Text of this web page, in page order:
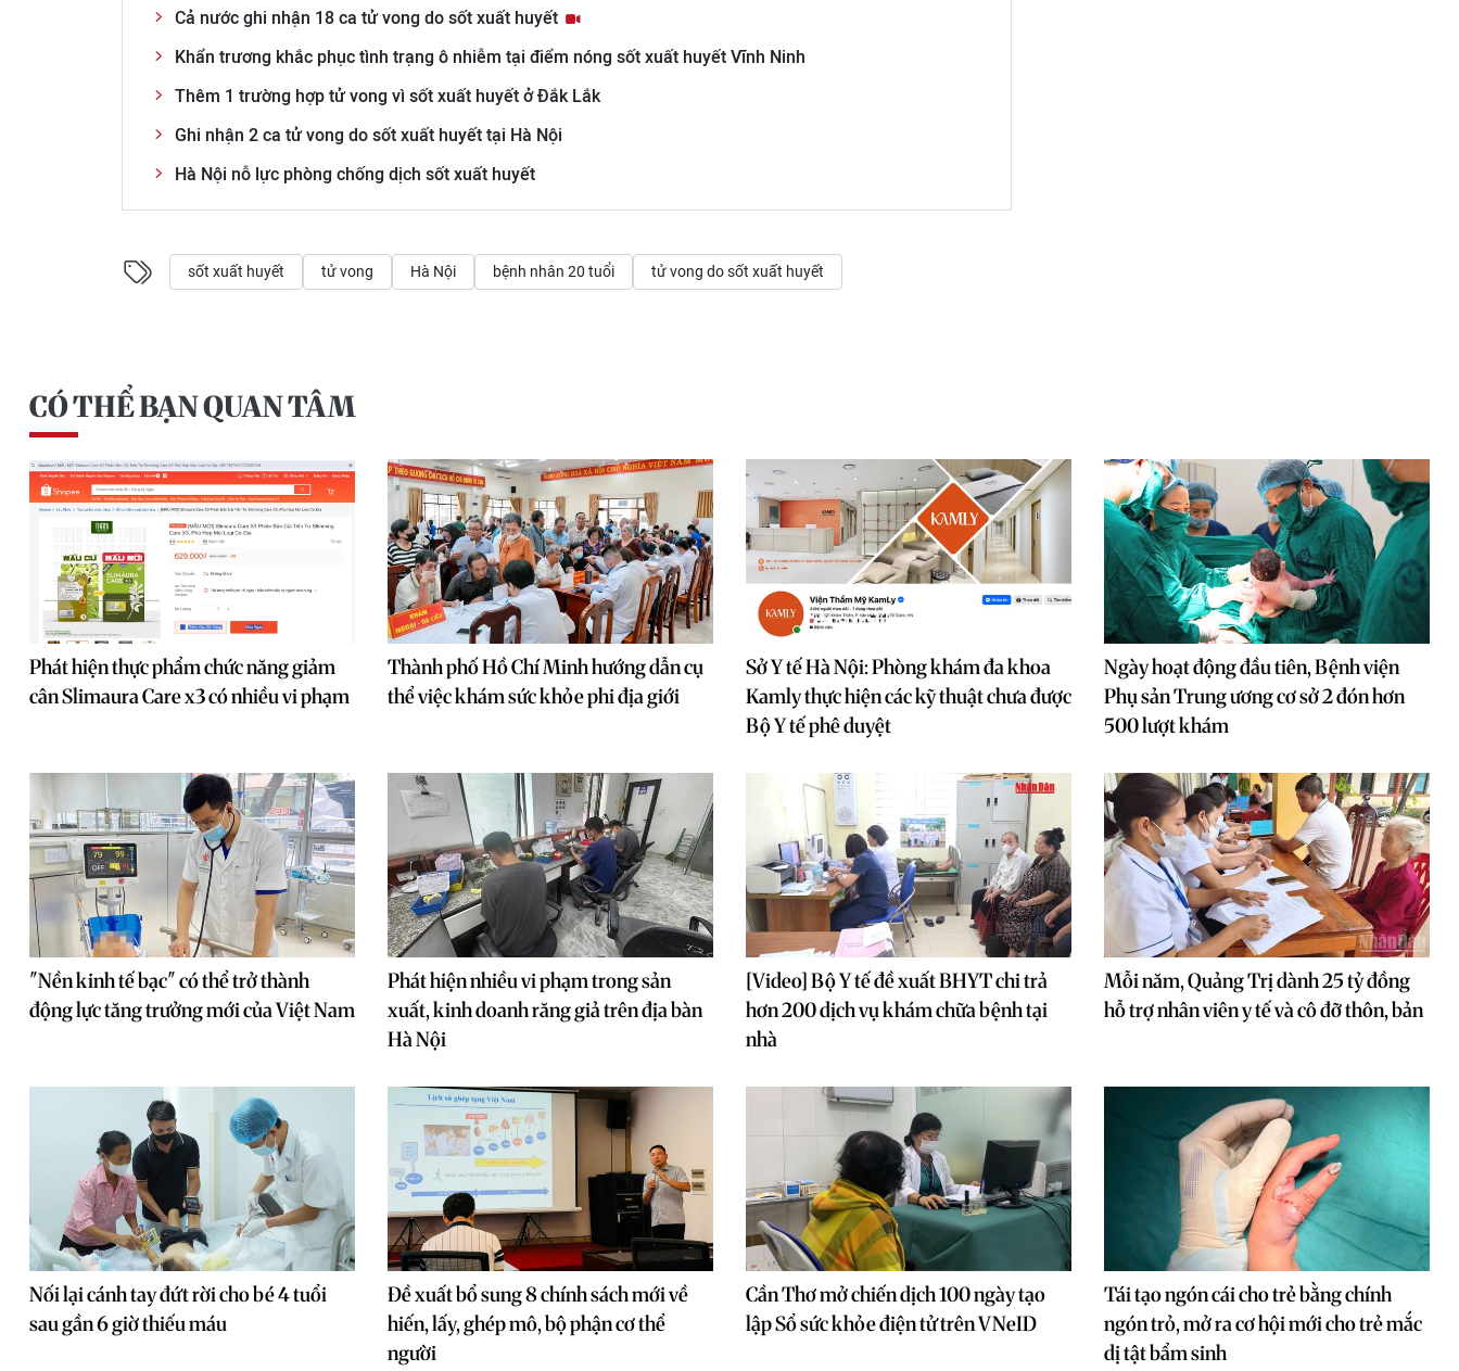
Cả nước ghi nhận 18 ca tử vong do sốt xuất huyết
Khẩn trương khắc phục tình trạng ô nhiễm tại điểm nóng sốt xuất huyết Vĩnh Ninh
Thêm 1 trường hợp tử vong vì sốt xuất huyết ở Đắk Lắk
Ghi nhận 2 ca tử vong do sốt xuất huyết tại Hà Nội
Hà Nội nỗ lực phòng chống dịch sốt xuất huyết
sốt xuất huyết tử vong Hà Nội bệnh nhân 20 tuổi tử vong do sốt xuất huyết
CÓ THỂ BẠN QUAN TÂM
Phát hiện thực phẩm chức năng giảm
cân Slimaura Care x3 có nhiều vi phạm
Thành phố Hồ Chí Minh hướng dẫn cụ
thể việc khám sức khỏe phi địa giới
Sở Y tế Hà Nội: Phòng khám đa khoa
Kamly thực hiện các kỹ thuật chưa được
Bộ Y tế phê duyệt
Ngày hoạt động đầu tiên, Bệnh viện
Phụ sản Trung ương cơ sở 2 đón hơn
500 lượt khám
"Nền kinh tế bạc" có thể trở thành
động lực tăng trưởng mới của Việt Nam
Phát hiện nhiều vi phạm trong sản
xuất, kinh doanh răng giả trên địa bàn
Hà Nội
[Video] Bộ Y tế đề xuất BHYT chi trả
hơn 200 dịch vụ khám chữa bệnh tại
nhà
Mỗi năm, Quảng Trị dành 25 tỷ đồng
hỗ trợ nhân viên y tế và cô đỡ thôn, bản
Nối lại cánh tay đứt rời cho bé 4 tuổi
sau gần 6 giờ thiếu máu
Đề xuất bổ sung 8 chính sách mới về
hiến, lấy, ghép mô, bộ phận cơ thể
người
Cần Thơ mở chiến dịch 100 ngày tạo
lập Sổ sức khỏe điện tử trên VNeID
Tái tạo ngón cái cho trẻ bằng chính
ngón trỏ, mở ra cơ hội mới cho trẻ mắc
dị tật bẩm sinh